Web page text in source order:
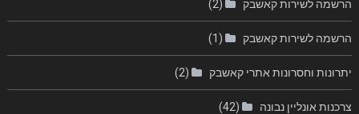
הרשמה לשירות קאשבק (2)
הרשמה לשירות קאשבק (1)
יתרונות וחסרונות אתרי קאשבק (2)
צרכנות אונליין נבונה (42)